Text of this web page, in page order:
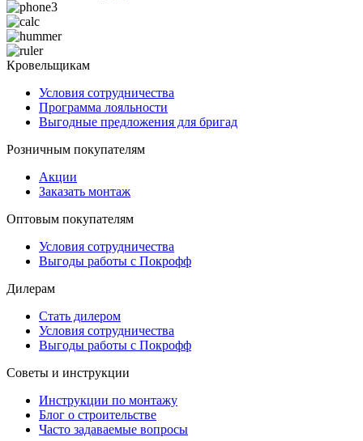
Кровельщикам
Условия сотрудничества
Программа лояльности
Выгодные предложения для бригад
Розничным покупателям
Акции
Заказать монтаж
Оптовым покупателям
Условия сотрудничества
Выгоды работы с Покрофф
Дилерам
Стать дилером
Условия сотрудничества
Выгоды работы с Покрофф
Советы и инструкции
Инструкции по монтажу
Блог о строительстве
Часто задаваемые вопросы